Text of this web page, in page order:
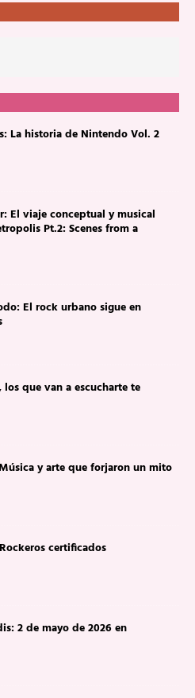
La historia de Nintendo Vol. 2
El viaje conceptual y musical
Pt.2: Scenes from a
El rock urbano sigue en
que van a escucharte te
y arte que forjaron un mito
certificados
2 de mayo de 2026 en